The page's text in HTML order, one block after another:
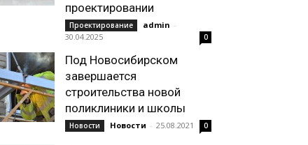
проектировании
Проектирование admin -
30.04.2025
0
Под Новосибирском
завершается
строительства новой
поликлиники и школы
Новости Новости - 25.08.2021 0